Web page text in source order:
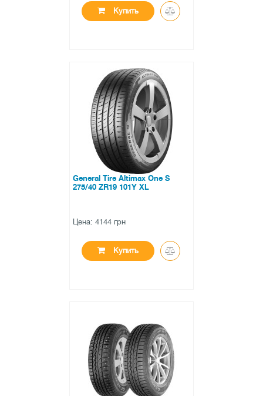
Купить
нет в наличии
0 отзывов
General Tire Altimax One S
275/40 ZR19 101Y XL
Цена: 4144 грн
Купить
0 отзывов